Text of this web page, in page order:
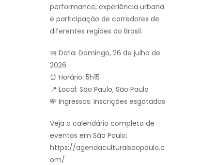
performance, experiência urbana
e participação de corredores de
diferentes regiões do Brasil.
📅 Data: Domingo, 26 de julho de
2026
⏰ Horário: 5h15
📍 Local: São Paulo, São Paulo
💸 Ingressos: Inscrições esgotadas
Veja o calendário completo de
eventos em São Paulo:
https://agendaculturalsaopaulo.c
om/